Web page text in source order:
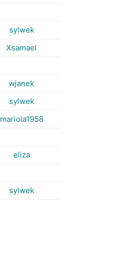
sylwek
Xsamael
wjanek
sylwek
mariola1958
eliza
sylwek